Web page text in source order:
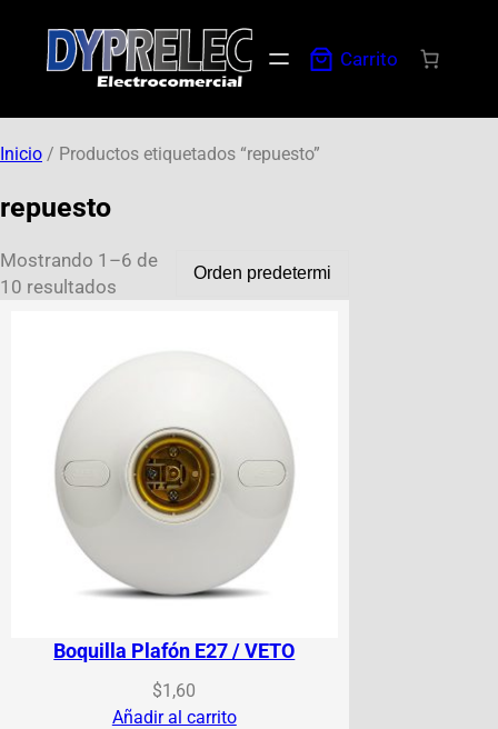
Carrito
Inicio / Productos etiquetados “repuesto”
repuesto
Mostrando 1–6 de
10 resultados
Boquilla Plafón E27 / VETO
$1,60
Añadir al carrito